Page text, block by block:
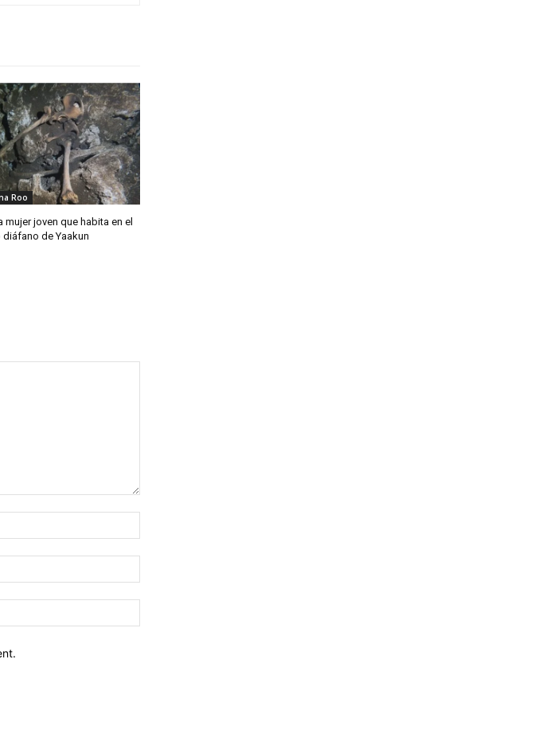
Roo
mujer joven que habita en el
de Yaakun
Web: